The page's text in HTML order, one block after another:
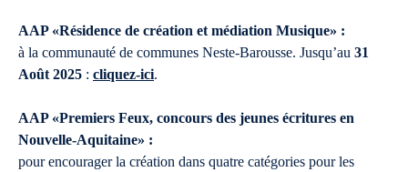
AAP «Résidence de création et médiation Musique» :
à la communauté de communes Neste-Barousse. Jusqu’au 31
Août 2025 : cliquez-ici.
AAP «Premiers Feux, concours des jeunes écritures en
Nouvelle-Aquitaine» :
pour encourager la création dans quatre catégories pour les